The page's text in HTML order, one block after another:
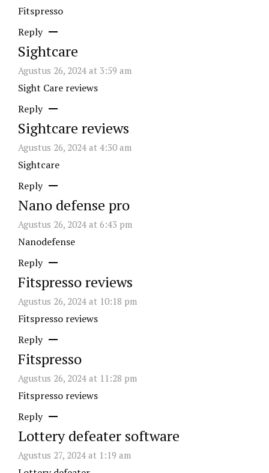
Fitspresso
Reply
Sightcare
Agustus 26, 2024 at 3:59 am
Sight Care reviews
Reply
Sightcare reviews
Agustus 26, 2024 at 4:30 am
Sightcare
Reply
Nano defense pro
Agustus 26, 2024 at 6:43 pm
Nanodefense
Reply
Fitspresso reviews
Agustus 26, 2024 at 10:18 pm
Fitspresso reviews
Reply
Fitspresso
Agustus 26, 2024 at 11:28 pm
Fitspresso reviews
Reply
Lottery defeater software
Agustus 27, 2024 at 1:19 am